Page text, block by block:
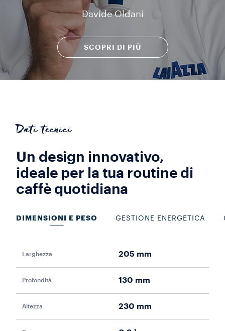
Davide Oldani
SCOPRI DI PIÙ
Dati tecnici
Un design innovativo,
ideale per la tua routine di
caffè quotidiana
DIMENSIONI E PESO GESTIONE ENERGETICA
Larghezza 205 mm
Profondità 130 mm
Altezza 230 mm